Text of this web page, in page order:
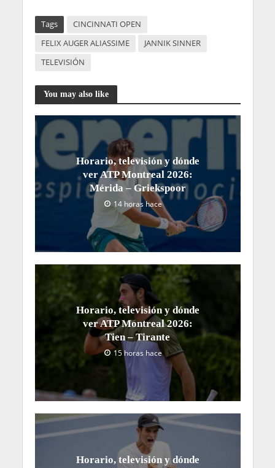
Tags
CINCINNATI OPEN
FELIX AUGER ALIASSIME
JANNIK SINNER
TELEVISIÓN
You may also like
Horario, televisión y dónde
ver ATP Montreal 2026:
Mérida – Griekspoor
14 horas hace
Horario, televisión y dónde
ver ATP Montreal 2026:
Tien – Tirante
15 horas hace
Horario, televisión y dónde